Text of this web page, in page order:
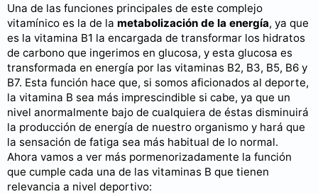
Una de las funciones principales de este complejo
vitamínico es la de la metabolización de la energía, ya que
es la vitamina B1 la encargada de transformar los hidratos
de carbono que ingerimos en glucosa, y esta glucosa es
transformada en energía por las vitaminas B2, B3, B5, B6 y
B7. Esta función hace que, si somos aficionados al deporte,
la vitamina B sea más imprescindible si cabe, ya que un
nivel anormalmente bajo de cualquiera de éstas disminuirá
la producción de energía de nuestro organismo y hará que
la sensación de fatiga sea más habitual de lo normal.
Ahora vamos a ver más pormenorizadamente la función
que cumple cada una de las vitaminas B que tienen
relevancia a nivel deportivo: